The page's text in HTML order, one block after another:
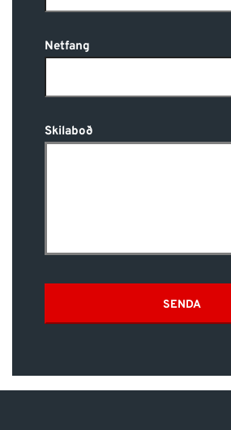
Netfang
Skilaboð
SENDA